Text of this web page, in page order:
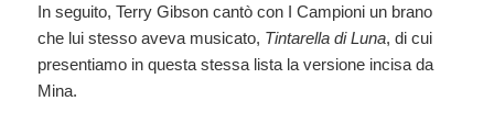
In seguito, Terry Gibson cantò con I Campioni un brano
che lui stesso aveva musicato, Tintarella di Luna, di cui
presentiamo in questa stessa lista la versione incisa da
Mina.